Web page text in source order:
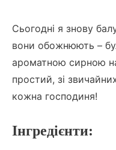
Сьогодні я знову
вони обожнюють –
ароматною сирною
простий, зі
кожна господиня!
Інгредієнти: